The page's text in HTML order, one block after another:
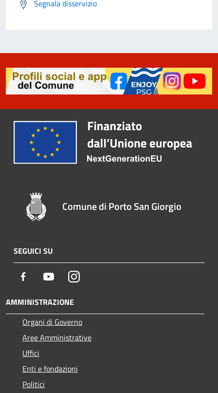
Segnala disservizio
Comune di Porto San Giorgio
SEGUICI SU
Facebook YoutubeInstagram
AMMINISTRAZIONE
Organi di Governo
Aree Amministrative
Uffici
Enti e fondazioni
Politici